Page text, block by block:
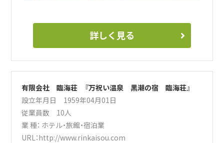
詳しく見る
有限会社 臨海荘 『万祝い温泉 黒潮の宿 臨海荘』
設立年月日 1959年04月01日
従業員数 10人
業 種： ホテル・旅館・宿泊業
URL：http://www.rinkaisou.com